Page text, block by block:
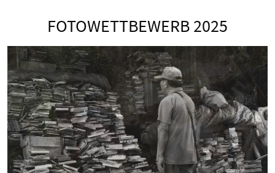
FOTOWETTBEWERB 2025